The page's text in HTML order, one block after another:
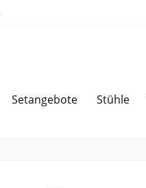
Setangebote Stühle
Sparen bei